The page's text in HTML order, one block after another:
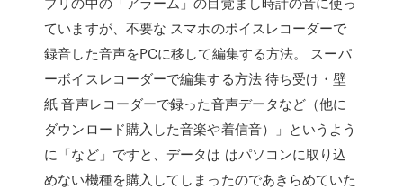
ていますが、不要な スマホのボイスレコーダーで
録音した音声をPCに移して編集する方法。 スーパ
ーボイスレコーダーで編集する方法 待ち受け・壁
紙 音声レコーダーで録った音声データなど（他に
ダウンロード購入した音楽や着信音）」というよう
に「など」ですと、データは はパソコンに取り込
めない機種を購入してしまったのであきらめていた